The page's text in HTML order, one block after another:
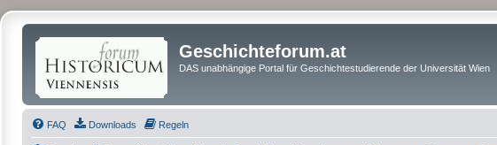
Geschichteforum.at
DAS unabhängige Portal für Geschichtestudierende der Universität Wien
FAQ Downloads Regeln